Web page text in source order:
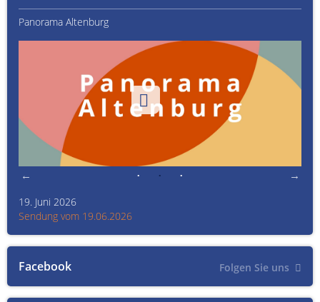
Facebook Folgen Sie uns
Panorama Altenburg
19. Juni 2026
Sendung vom 19.06.2026